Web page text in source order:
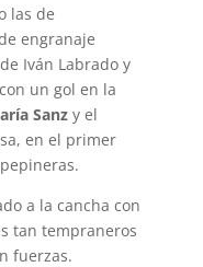
las de
engranaje
Iván Labrado y
un gol en la
Sanzy el
en el primer
a la cancha con
tan tempraneros
fuerzas.